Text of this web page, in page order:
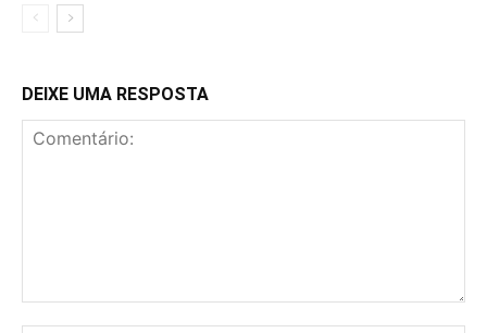
DEIXE UMA RESPOSTA